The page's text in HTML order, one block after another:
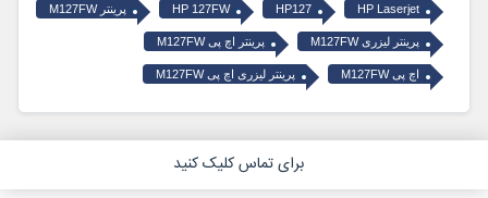
HP Laserjet
HP127
HP 127FW پرینتر M127FW
پرینتر لیزری M127FW پرینتر اچ پی M127FW
اچ پی M127FW پرینتر لیزری اچ پی M127FW
برای تماس کلیک کنید